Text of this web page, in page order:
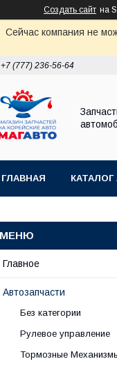
Создать сайт на
Сейчас компания не
+7 (777) 236-56-64
ГЛАВНАЯ
Главное
Автозапчасти
Без категории
Рулевое управление
Тормозные